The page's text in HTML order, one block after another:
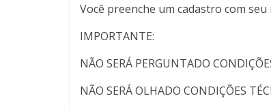
Você preenche um cadastro com
IMPORTANTE:
NÃO SERÁ PERGUNTADO
NÃO SERÁ OLHADO CONDIÇÕES